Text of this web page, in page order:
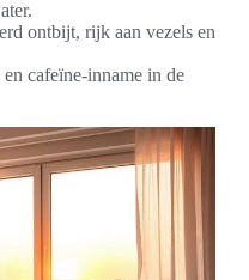
ontbijt, rijk aan vezels en
cafeïne-inname in de